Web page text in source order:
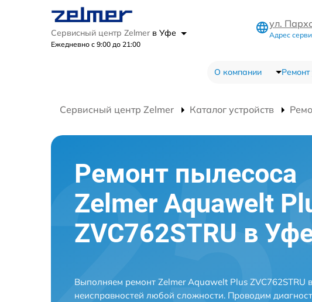
Сервисный центр Zelmer в Уфе
Ежедневно с 9:00 до 21:00
ул.
Адрес
О компании Ремонт
Сервисный центр Zelmer Каталог устройств
Ремонт пылесоса
Zelmer Aquawelt
ZVC762STRU в
Выполняем ремонт Zelmer Aquawelt Plus ZVC762STRU
неисправностей любой сложности. Проводим